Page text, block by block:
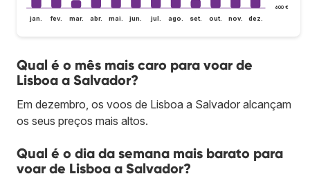
600 €
jan. fev. mar. abr. mai. jun. jul. ago. set. out. nov. dez.
Qual é o mês mais caro para voar de
Lisboa a Salvador?
Em dezembro, os voos de Lisboa a Salvador alcançam
os seus preços mais altos.
Qual é o dia da semana mais barato para
voar de Lisboa a Salvador?